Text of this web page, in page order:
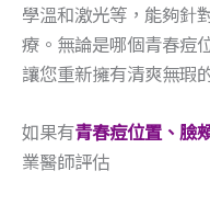
學溫和激光等，能夠針
療。無論是哪個青春痘
讓您重新擁有清爽無瑕
如果有青春痘位置、臉
業醫師評估